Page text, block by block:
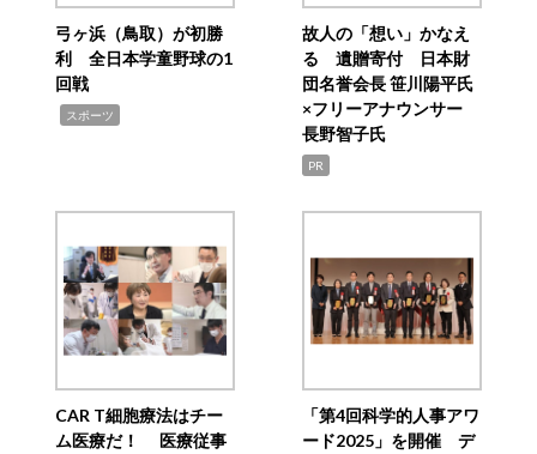
弓ヶ浜（鳥取）が初勝
利 全日本学童野球の1
回戦
スポーツ
故人の「想い」かなえ
る 遺贈寄付 日本財
団名誉会長 笹川陽平氏
×フリーアナウンサー
長野智子氏
PR
CAR T細胞療法はチー
ム医療だ！ 医療従事
「第4回科学的人事アワ
ード2025」を開催 デ